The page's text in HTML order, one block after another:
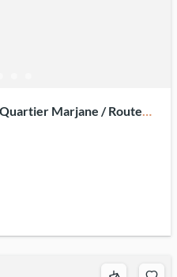
Marjane / Route